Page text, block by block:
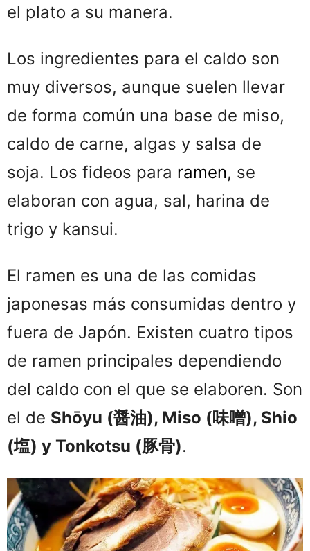
el plato a su manera.
Los ingredientes para el caldo son
muy diversos, aunque suelen llevar
de forma común una base de miso,
caldo de carne, algas y salsa de
soja. Los fideos para ramen, se
elaboran con agua, sal, harina de
trigo y kansui.
El ramen es una de las comidas
japonesas más consumidas dentro y
fuera de Japón. Existen cuatro tipos
de ramen principales dependiendo
del caldo con el que se elaboren. Son
el de Shōyu (醤油), Miso (味噌), Shio
(塩) y Tonkotsu (豚骨).